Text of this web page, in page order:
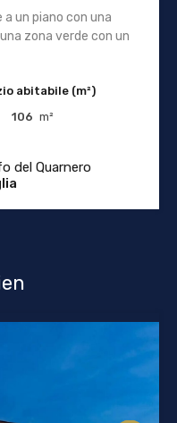
un piano con una
zona verde con un
abitabile (m²)
106 m²
del Quarnero